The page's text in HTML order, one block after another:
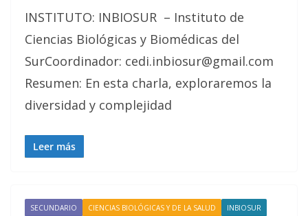
INSTITUTO: INBIOSUR – Instituto de
Ciencias Biológicas y Biomédicas del
SurCoordinador: cedi.inbiosur@gmail.com
Resumen: En esta charla, exploraremos la
diversidad y complejidad
Leer más
SECUNDARIO CIENCIAS BIOLÓGICAS Y DE LA SALUD INBIOSUR